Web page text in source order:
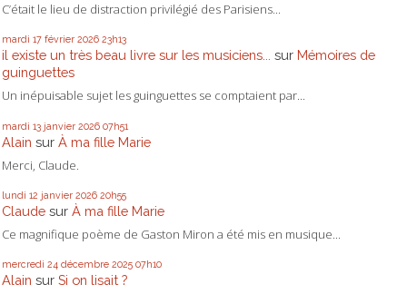
C’était le lieu de distraction privilégié des Parisiens...
mardi 17 février 2026 23h13
il existe un très beau livre sur les musiciens... sur Mémoires de
guinguettes
Un inépuisable sujet les guinguettes se comptaient par...
mardi 13 janvier 2026 07h51
Alain sur À ma fille Marie
Merci, Claude.
lundi 12 janvier 2026 20h55
Claude sur À ma fille Marie
Ce magnifique poème de Gaston Miron a été mis en musique...
mercredi 24 décembre 2025 07h10
Alain sur Si on lisait ?